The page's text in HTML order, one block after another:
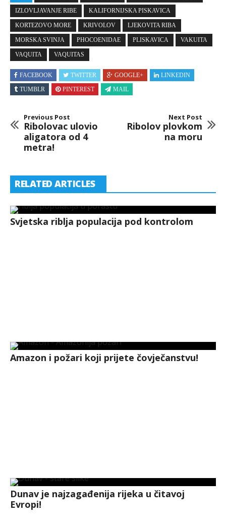
IZLOVLJAVANJE RIBE KALIFORNIJSKA PISKAVICA
KORTEZOVO MORE KRIVOLOV LJEKOVITA RIBA
MORSKA SVINJA PHOCOENIDAE PLISKAVICA VAKUITA
VAQUITA VAQUITAS
FACEBOOK TWITTER GOOGLE+
LINKEDIN
TUMBLR
PINTEREST MAIL
Previous Post
Ribolovac ulovio
aligatora od 4
metra!
Next Post
Ribolov plovkom
na moru
RELATED ARTICLES
Svjetska riblja populacija pod kontrolom
Amazon i požari koji prijete čovječanstvu!
Dunav je najzagađenija rijeka u čitavoj
Evropi!